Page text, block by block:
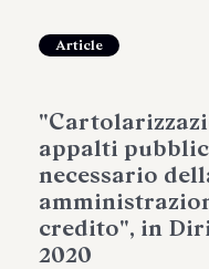
Fondazione
mostra Marmora
Article
appalti
necessario
credito", in
2020